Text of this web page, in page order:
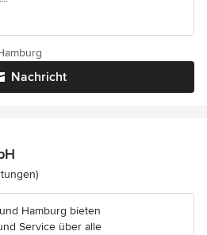
Nachricht
5 von 5 Sternen
Hamburg bieten
Service über alle